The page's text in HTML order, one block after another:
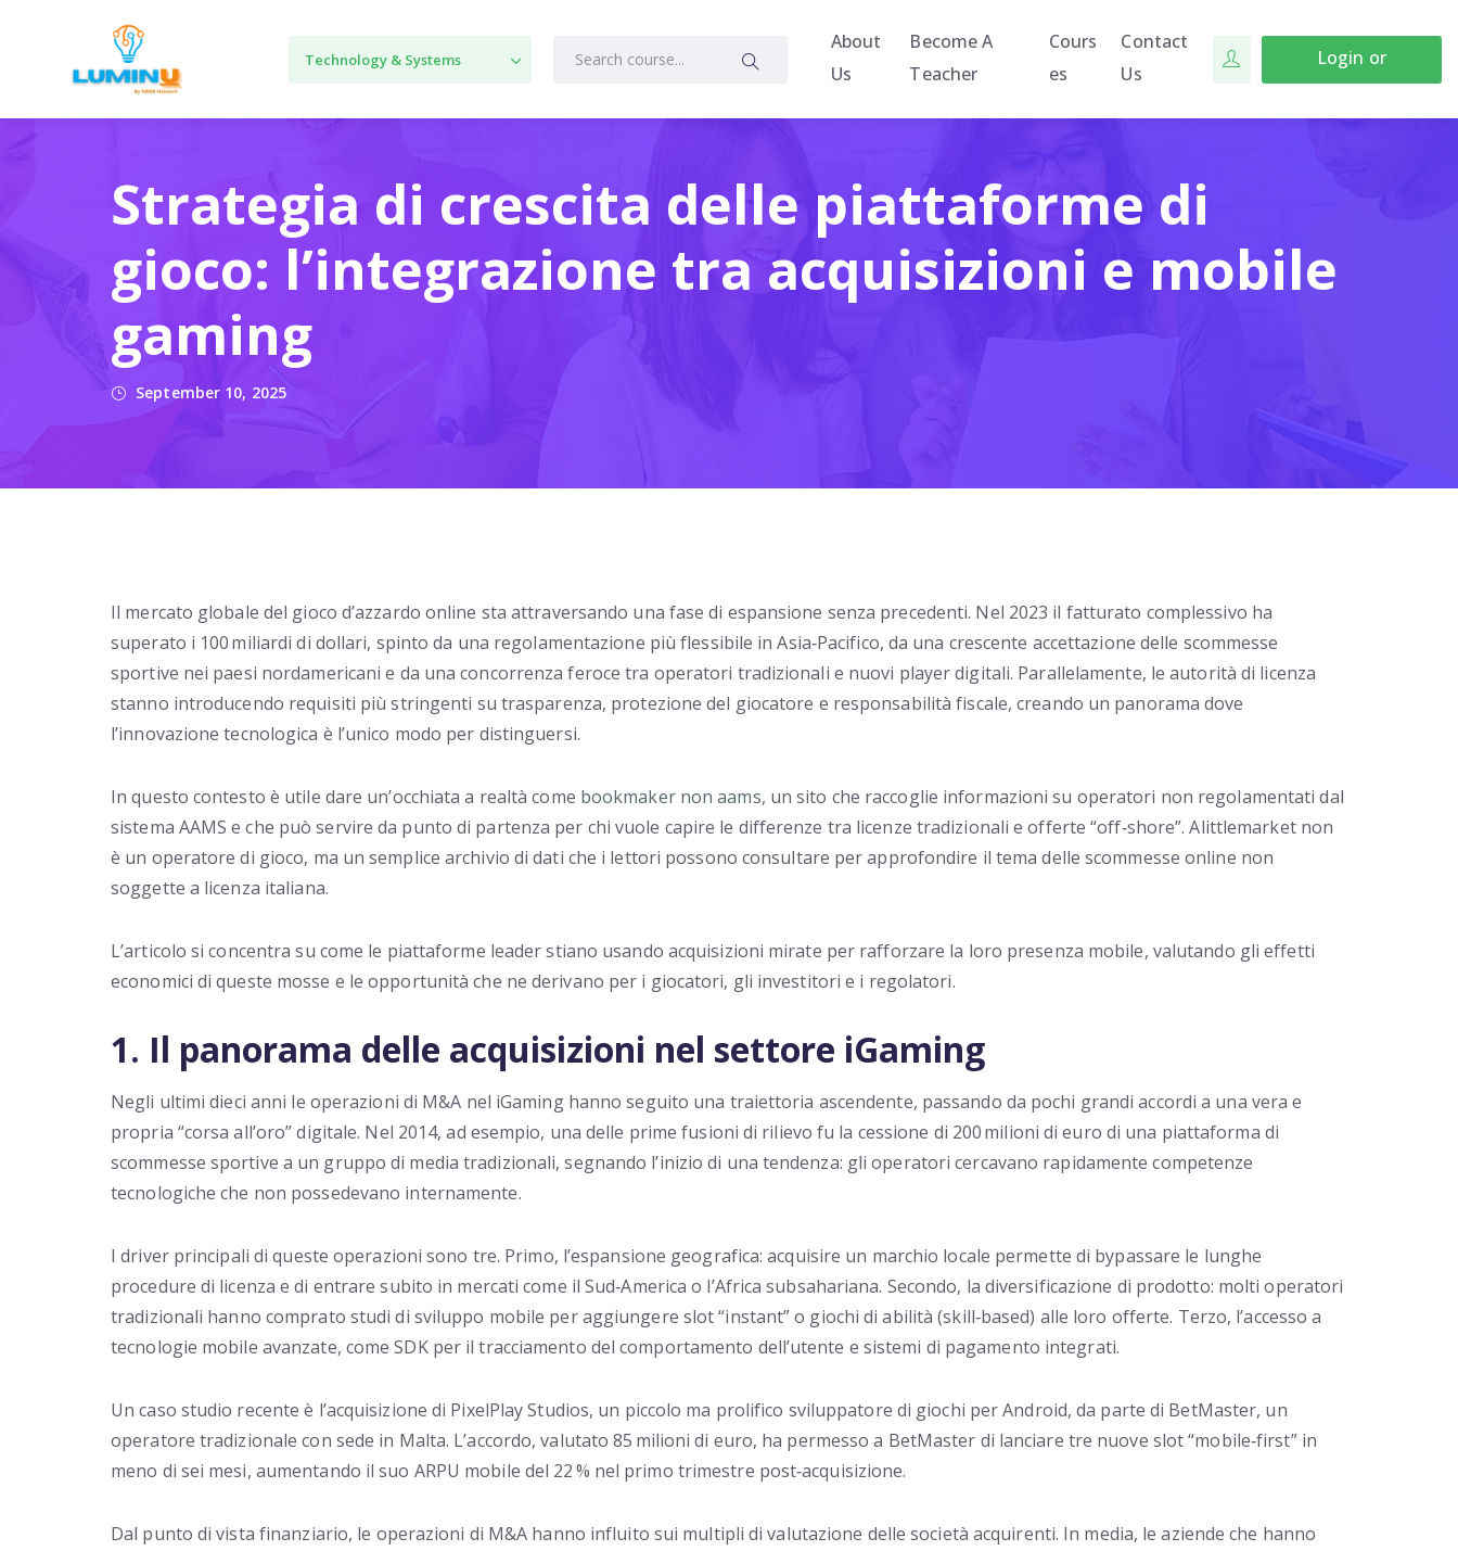
About
Us
Become A
Teacher
Cours
Es
Contact
Us
Login or
Strategia di crescita delle piattaforme di
gioco: l’integrazione tra acquisizioni e mobile
gaming
September 10, 2025
Il mercato globale del gioco d’azzardo online sta attraversando una fase di espansione senza precedenti. Nel 2023 il fatturato complessivo ha
superato i 100 miliardi di dollari, spinto da una regolamentazione più flessibile in Asia‑Pacifico, da una crescente accettazione delle scommesse
sportive nei paesi nordamericani e da una concorrenza feroce tra operatori tradizionali e nuovi player digitali. Parallelamente, le autorità di licenza
stanno introducendo requisiti più stringenti su trasparenza, protezione del giocatore e responsabilità fiscale, creando un panorama dove
l’innovazione tecnologica è l’unico modo per distinguersi.
In questo contesto è utile dare un’occhiata a realtà come bookmaker non aams, un sito che raccoglie informazioni su operatori non regolamentati dal
sistema AAMS e che può servire da punto di partenza per chi vuole capire le differenze tra licenze tradizionali e offerte “off‑shore”. Alittlemarket non
è un operatore di gioco, ma un semplice archivio di dati che i lettori possono consultare per approfondire il tema delle scommesse online non
soggette a licenza italiana.
L’articolo si concentra su come le piattaforme leader stiano usando acquisizioni mirate per rafforzare la loro presenza mobile, valutando gli effetti
economici di queste mosse e le opportunità che ne derivano per i giocatori, gli investitori e i regolatori.
1. Il panorama delle acquisizioni nel settore iGaming
Negli ultimi dieci anni le operazioni di M&A nel iGaming hanno seguito una traiettoria ascendente, passando da pochi grandi accordi a una vera e
propria “corsa all’oro” digitale. Nel 2014, ad esempio, una delle prime fusioni di rilievo fu la cessione di 200 milioni di euro di una piattaforma di
scommesse sportive a un gruppo di media tradizionali, segnando l’inizio di una tendenza: gli operatori cercavano rapidamente competenze
tecnologiche che non possedevano internamente.
I driver principali di queste operazioni sono tre. Primo, l’espansione geografica: acquisire un marchio locale permette di bypassare le lunghe
procedure di licenza e di entrare subito in mercati come il Sud‑America o l’Africa subsahariana. Secondo, la diversificazione di prodotto: molti operatori
tradizionali hanno comprato studi di sviluppo mobile per aggiungere slot “instant” o giochi di abilità (skill‑based) alle loro offerte. Terzo, l’accesso a
tecnologie mobile avanzate, come SDK per il tracciamento del comportamento dell’utente e sistemi di pagamento integrati.
Un caso studio recente è l’acquisizione di PixelPlay Studios, un piccolo ma prolifico sviluppatore di giochi per Android, da parte di BetMaster, un
operatore tradizionale con sede in Malta. L’accordo, valutato 85 milioni di euro, ha permesso a BetMaster di lanciare tre nuove slot “mobile‑first” in
meno di sei mesi, aumentando il suo ARPU mobile del 22 % nel primo trimestre post‑acquisizione.
Dal punto di vista finanziario, le operazioni di M&A hanno influito sui multipli di valutazione delle società acquirenti. In media, le aziende che hanno